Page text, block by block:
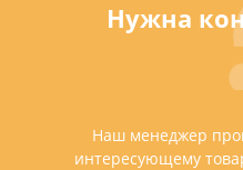
Нужна
Наш менеджер
интересующему